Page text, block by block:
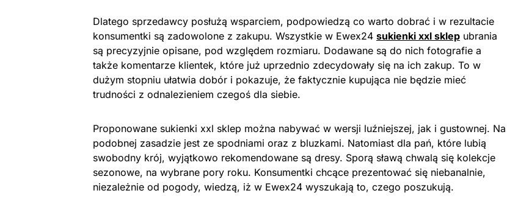
Dlatego sprzedawcy posłużą wsparciem, podpowiedzą co warto dobrać i w rezultacie
konsumentki są zadowolone z zakupu. Wszystkie w Ewex24 sukienki xxl sklep ubrania
są precyzyjnie opisane, pod względem rozmiaru. Dodawane są do nich fotografie a
także komentarze klientek, które już uprzednio zdecydowały się na ich zakup. To w
dużym stopniu ułatwia dobór i pokazuje, że faktycznie kupująca nie będzie mieć
trudności z odnalezieniem czegoś dla siebie.
Proponowane sukienki xxl sklep można nabywać w wersji luźniejszej, jak i gustownej. Na
podobnej zasadzie jest ze spodniami oraz z bluzkami. Natomiast dla pań, które lubią
swobodny krój, wyjątkowo rekomendowane są dresy. Sporą sławą chwalą się kolekcje
sezonowe, na wybrane pory roku. Konsumentki chcące prezentować się niebanalnie,
niezależnie od pogody, wiedzą, iż w Ewex24 wyszukają to, czego poszukują.